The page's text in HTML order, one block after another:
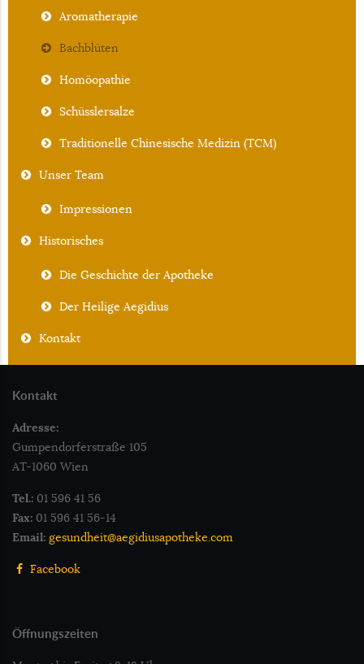
Aromatherapie
Bachblüten
Homöopathie
Schüsslersalze
Traditionelle Chinesische Medizin (TCM)
Unser Team
Impressionen
Historisches
Die Geschichte der Apotheke
Der Heilige Aegidius
Kontakt
Kontakt
Adresse:
Gumpendorferstraße 105
AT-1060 Wien
Tel.: 01 596 41 56
Fax: 01 596 41 56-14
Email: gesundheit@aegidiusapotheke.com
Facebook
Öffnungszeiten